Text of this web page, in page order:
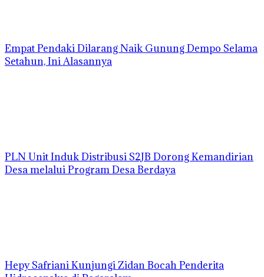
Empat Pendaki Dilarang Naik Gunung Dempo Selama
Setahun, Ini Alasannya
PLN Unit Induk Distribusi S2JB Dorong Kemandirian
Desa melalui Program Desa Berdaya
Hepy Safriani Kunjungi Zidan Bocah Penderita